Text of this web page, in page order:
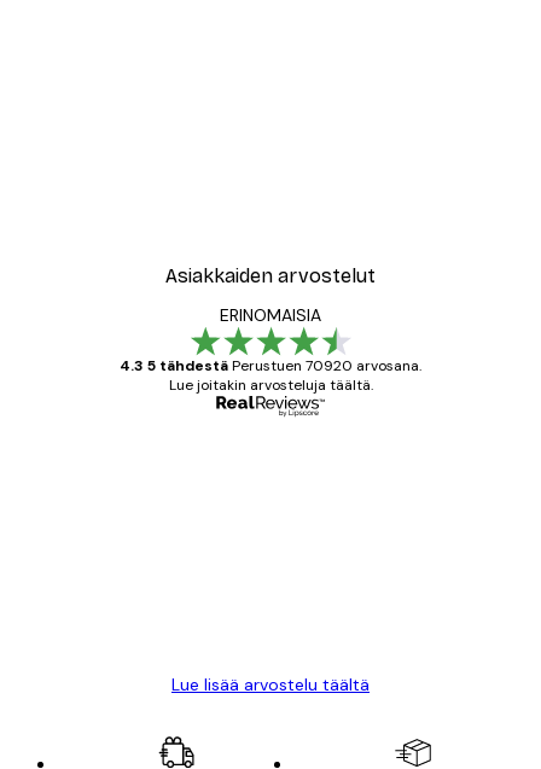
Asiakkaiden arvostelut
ERINOMAISIA
4.3 5 tähdestäPerustuen 70920 arvosana.
Lue joitakin arvosteluja täältä.
Lue lisää arvostelu täältä